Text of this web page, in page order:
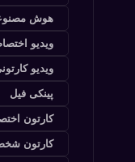
هوش
ویدیو
ویدیو
پینکی فیل
کارتون
کارتون